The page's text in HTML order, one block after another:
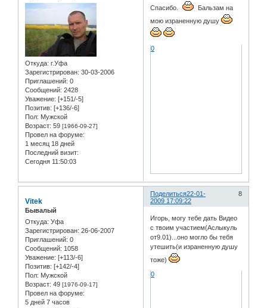
Откуда: г.Уфа
Зарегистрирован: 30-03-2006
Приглашений: 0
Сообщений: 2428
Уважение: [+151/-5]
Позитив: [+136/-6]
Пол: Мужской
Возраст: 59 [1966-09-27]
Провел на форуме:
1 месяц 18 дней
Последний визит:
Сегодня 11:50:03
Спасибо.
Бальзам на
мою израненную душу
0
Поделиться 8
22-01-
2009 17:09:22
Vitek
Бывалый
Откуда: Уфа
Зарегистрирован: 26-06-2007
Приглашений: 0
Сообщений: 1058
Уважение: [+113/-6]
Позитив: [+142/-4]
Пол: Мужской
Возраст: 49 [1976-09-17]
Провел на форуме:
5 дней 7 часов
Игорь, могу тебе дать Видео
с твоим участием(Аслыкуль
от9.01)...оно могло бы тебя
утешить(и израненную душу
тоже)
0